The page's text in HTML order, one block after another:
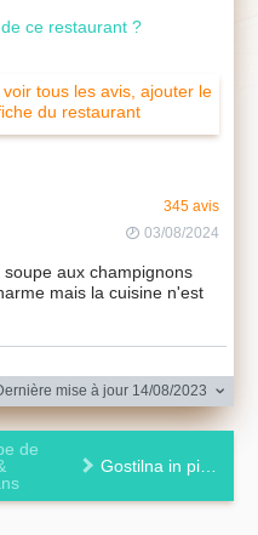
ce restaurant ?
tous les avis, ajouter le
du restaurant
345 avis
03/08/2024
aux champignons
mais la cuisine n'est
mise à jour 14/08/2023
de
Gostilna in pizzerija Pri Stani